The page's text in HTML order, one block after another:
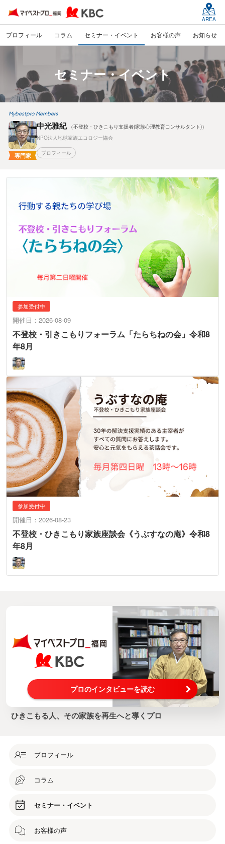
AREA
プロフィール コラム セミナー・イベント お客様の声 お知らせ
セミナー・イベント
Mybestpro Members
専門家
中光雅紀
（不登校・ひきこもり支援者(家族心理教育コンサルタント)）
NPO法人地球家族エコロジー協会
プロフィール
参加受付中
開催日：2026-08-09
不登校・引きこもりフォーラム「たらちねの会」令和8
年8月
参加受付中
開催日：2026-08-23
不登校・ひきこもり家族座談会《うぶすなの庵》令和8
年8月
プロのインタビューを読む
ひきこもる人、その家族を再生へと導くプロ
プロフィール
コラム
セミナー・イベント
お客様の声